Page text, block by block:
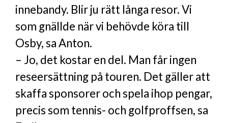
innebandy. Blir ju rätt långa resor. Vi
som gnällde när vi behövde köra till
Osby, sa Anton.
– Jo, det kostar en del. Man får ingen
reseersättning på touren. Det gäller att
skaffa sponsorer och spela ihop pengar,
precis som tennis- och golfproffsen, sa